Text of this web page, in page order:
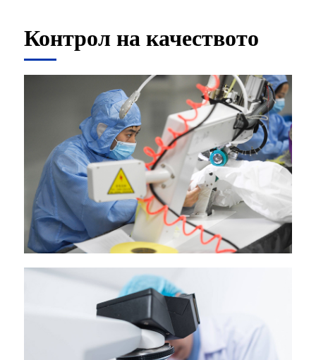
Контрол на качеството